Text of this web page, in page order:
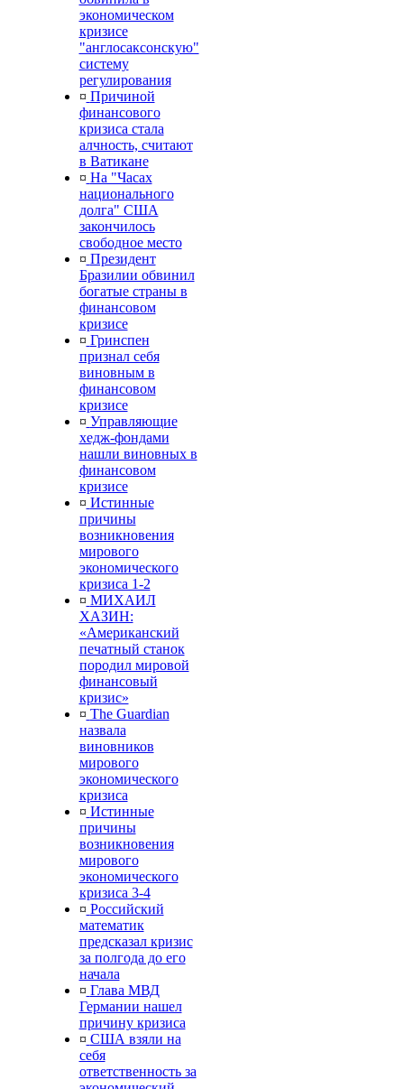
экономическом
кризисе
"англосаксонскую"
систему
регулирования
¤ Причиной
финансового
кризиса стала
алчность, считают
в Ватикане
¤ На "Часах
национального
долга" США
закончилось
свободное место
¤ Президент
Бразилии обвинил
богатые страны в
финансовом
кризисе
¤ Гринспен
признал себя
виновным в
финансовом
кризисе
¤ Управляющие
хедж-фондами
нашли виновных в
финансовом
кризисе
¤ Истинные
причины
возникновения
мирового
экономического
кризиса 1-2
¤ МИХАИЛ
ХАЗИН:
«Американский
печатный станок
породил мировой
финансовый
кризис»
¤ The Guardian
назвала
виновников
мирового
экономического
кризиса
¤ Истинные
причины
возникновения
мирового
экономического
кризиса 3-4
¤ Российский
математик
предсказал кризис
за полгода до его
начала
¤ Глава МВД
Германии нашел
причину кризиса
¤ США взяли на
себя
ответственность за